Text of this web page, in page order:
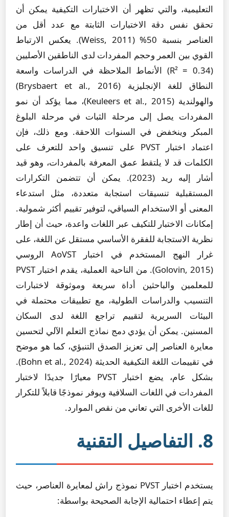
التعليمية، والتي تظهر أن الاختبارات التكيفية يمكن أن
تحقق نفس دقة الاختبارات الثابتة مع عدد أقل من
العناصر بنسبة 50% (Weiss, 2011). يعكس الارتباط
القوي بين العمر وحجم المفردات لدى الناطقين الأصليين
(R² = 0.34) الأنماط الملاحظة في الدراسات واسعة
النطاق للغة الإنجليزية (Brysbaert et al., 2016)
والهولندية (Keuleers et al., 2015)، مما يؤكد أن نمو
المفردات يصل إلى مرحلة الثبات في مرحلة البلوغ
المبكر وينخفض في السنوات اللاحقة. ومع ذلك، فإن
اعتماد اختبار PVST على تنسيق واحد للتعرف على
الكلمات قد لا يلتقط عمق المعرفة بالمفردات، وهو قيد
أشار إليه ريد (2023). يمكن أن تتضمن التكرارات
المستقبلية تنسيقات استجابة متعددة، مثل استدعاء
المعنى أو الاستخدام السياقي، لتوفير تقييم أكثر شمولية.
إمكانات الاختبار للتكيف عبر اللغات واعدة، حيث أن إطار
نظرية الاستجابة للفقرة الأساسي مستقل عن اللغة، على
غرار النهج المستخدم في اختبار AoVST الروسي
(Golovin, 2015). من الناحية العملية، يقدم اختبار PVST
للمعلمين والباحثين أداة سريعة وموثوقة لاختبارات
التنسيب والدراسات الطولية، مع تطبيقات محتملة في
البيئات السريرية لتقييم تراجع اللغة لدى السكان
المسنين. يمكن أن يؤدي دمج نماذج التعلم الآلي لتحسين
معايرة العناصر إلى تعزيز الصدق التنبؤي، كما هو موضح
في تقييمات اللغة التكيفية الحديثة (Bohn et al., 2024).
بشكل عام، يضع اختبار PVST معيارًا جديدًا لاختبار
المفردات في اللغات السلافية ويوفر نموذجًا قابلاً للتكرار
للغات الأخرى التي تعاني من نقص الموارد.
8. التفاصيل التقنية
يستخدم اختبار PVST نموذج راش لمعايرة العناصر، حيث
يتم إعطاء احتمالية الإجابة الصحيحة بواسطة: